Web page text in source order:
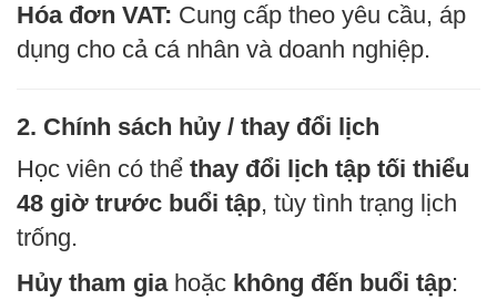
Hóa đơn VAT: Cung cấp theo yêu cầu, áp
dụng cho cả cá nhân và doanh nghiệp.
2. Chính sách hủy / thay đổi lịch
Học viên có thể thay đổi lịch tập tối thiểu
48 giờ trước buổi tập, tùy tình trạng lịch
trống.
Hủy tham giahoặc không đến buổi tập: